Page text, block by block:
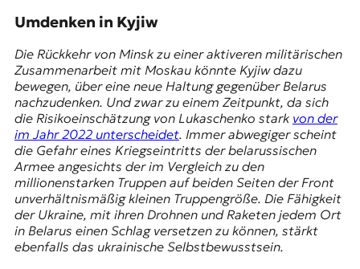
Umdenken in Kyjiw
Die Rückkehr von Minsk zu einer aktiveren militärischen
Zusammenarbeit mit Moskau könnte Kyjiw dazu
bewegen, über eine neue Haltung gegenüber Belarus
nachzudenken. Und zwar zu einem Zeitpunkt, da sich
die Risikoeinschätzung von Lukaschenko stark von der
im Jahr 2022 unterscheidet. Immer abwegiger scheint
die Gefahr eines Kriegseintritts der belarussischen
Armee angesichts der im Vergleich zu den
millionenstarken Truppen auf beiden Seiten der Front
unverhältnismäßig kleinen Truppengröße. Die Fähigkeit
der Ukraine, mit ihren Drohnen und Raketen jedem Ort
in Belarus einen Schlag versetzen zu können, stärkt
ebenfalls das ukrainische Selbstbewusstsein.